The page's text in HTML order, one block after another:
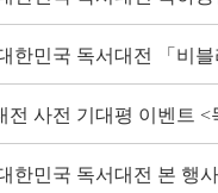
한민국 독서대전 「비
전 사전 기대평 이벤트 <
한민국 독서대전 본 행